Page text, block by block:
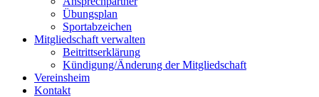
Übungsplan
Sportabzeichen
Mitgliedschaft verwalten
Beitrittserklärung
Kündigung/Änderung der Mitgliedschaft
Vereinsheim
Kontakt